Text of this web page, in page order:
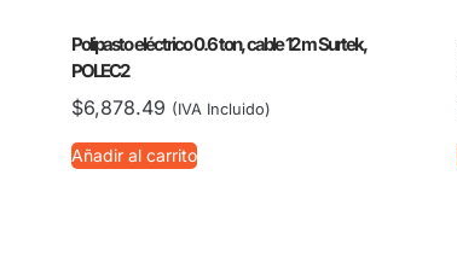
Polipasto eléctrico 0.6 ton, cable 12 m Surtek,
POLEC2
$6,878.49 (IVA Incluido)
Añadir al carrito